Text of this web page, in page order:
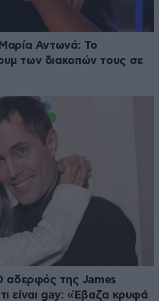
Αντωνά: Το
των διακοπών τους σε
αδερφός της James
είναι gay: «Έβαζα κρυφά